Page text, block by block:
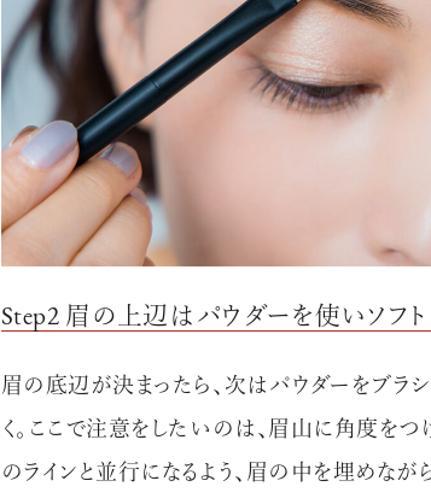
Step2 眉の上辺はパウダーを使いソフ
眉の底辺が決まったら、次はパウダーをブラ
く。ここで注意をしたいのは、眉山に角度をつ
のラインと並行になるよう、眉の中を埋めなが